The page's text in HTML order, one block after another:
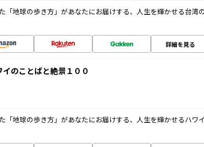
「地球の歩き方」があなたにお届けする、人生を輝かせる台湾
詳細を見る
のことばと絶景１００
「地球の歩き方」があなたにお届けする、人生を輝かせるハワイ